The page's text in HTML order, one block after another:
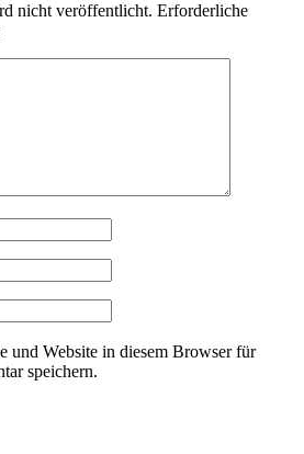
nicht veröffentlicht. Erforderliche
und Website in diesem Browser für
speichern.